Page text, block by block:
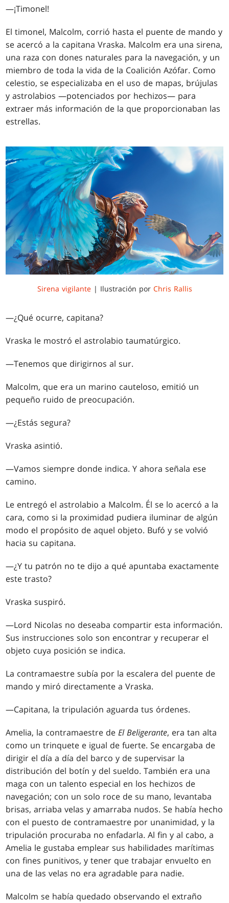
—¡Timonel!
El timonel, Malcolm, corrió hasta el puente de mando y
se acercó a la capitana Vraska. Malcolm era una sirena,
una raza con dones naturales para la navegación, y un
miembro de toda la vida de la Coalición Azófar. Como
celestio, se especializaba en el uso de mapas, brújulas
y astrolabios —potenciados por hechizos— para
extraer más información de la que proporcionaban las
estrellas.
Sirena vigilante | Ilustración por Chris Rallis
—¿Qué ocurre, capitana?
Vraska le mostró el astrolabio taumatúrgico.
—Tenemos que dirigirnos al sur.
Malcolm, que era un marino cauteloso, emitió un
pequeño ruido de preocupación.
—¿Estás segura?
Vraska asintió.
—Vamos siempre donde indica. Y ahora señala ese
camino.
Le entregó el astrolabio a Malcolm. Él se lo acercó a la
cara, como si la proximidad pudiera iluminar de algún
modo el propósito de aquel objeto. Bufó y se volvió
hacia su capitana.
—¿Y tu patrón no te dijo a qué apuntaba exactamente
este trasto?
Vraska suspiró.
—Lord Nicolas no deseaba compartir esta información.
Sus instrucciones solo son encontrar y recuperar el
objeto cuya posición se indica.
La contramaestre subía por la escalera del puente de
mando y miró directamente a Vraska.
—Capitana, la tripulación aguarda tus órdenes.
Amelia, la contramaestre deEl Beligerante, era tan alta
como un trinquete e igual de fuerte. Se encargaba de
dirigir el día a día del barco y de supervisar la
distribución del botín y del sueldo. También era una
maga con un talento especial en los hechizos de
navegación; con un solo roce de su mano, levantaba
brisas, arriaba velas y amarraba nudos. Se había hecho
con el puesto de contramaestre por unanimidad, y la
tripulación procuraba no enfadarla. Al fin y al cabo, a
Amelia le gustaba emplear sus habilidades marítimas
con fines punitivos, y tener que trabajar envuelto en
una de las velas no era agradable para nadie.
Malcolm se había quedado observando el extraño